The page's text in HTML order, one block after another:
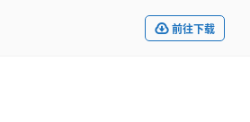
前往下载